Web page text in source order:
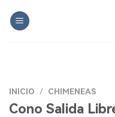
INICIO / CHIMENEAS
Cono Salida